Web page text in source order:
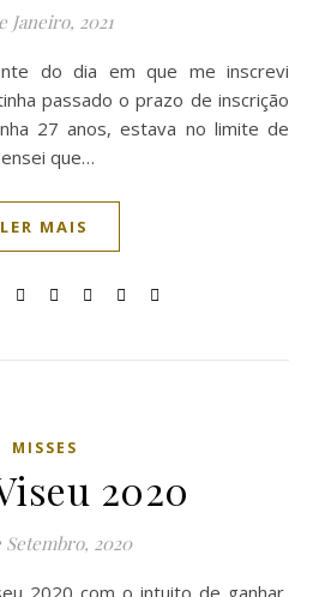
Janeiro, 2021
passado o prazo de inscrição
27 anos, estava no limite de
que…
LER MAIS
MISSES
2020
Setembro, 2020